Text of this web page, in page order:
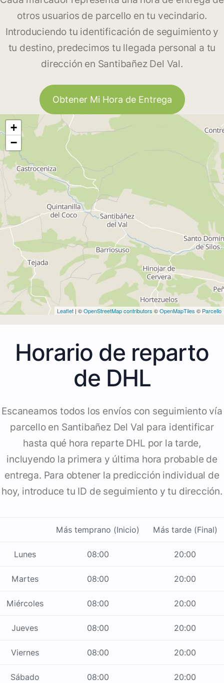
otros usuarios de parcello en tu vecindario.
Introduciendo tu identificación de seguimiento y
tu destino, predecimos tu llegada personal a tu
dirección en Santibañez Del Val.
Obtener Mi Hora de Entrega
+
−
Leaflet | ©OpenStreetMap contributors ©OpenMapTiles © Parcello
Horario de reparto
de DHL
Escaneamos todos los envíos con seguimiento vía
parcello en Santibañez Del Val para identificar
hasta qué hora reparte DHL por la tarde,
incluyendo la primera y última hora probable de
entrega. Para obtener la predicción individual de
hoy, introduce tu ID de seguimiento y tu dirección.
Más temprano (Inicio) Más tarde (Final)
Lunes 08:00 20:00
Martes 08:00 20:00
Miércoles 08:00 20:00
Jueves 08:00 20:00
Viernes 08:00 20:00
Sábado 08:00 20:00